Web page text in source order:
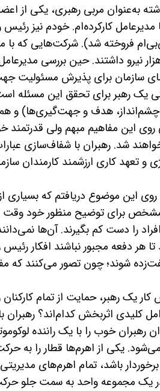
به‌عنوان مربی رهبری، یکی از
مدیرعامل کارکرده‌ام. خودم نیز
به آی‌­بی‌­ام فروخته شد). شرکت­‌هایی
نیرو داشتند. حین بررسی
سازمان برای پذیرش مسئولیت
یک رهبر برای تحقق این مسئله
چشم­‌انداز، هدف و جهت‌­گیری­‌ها) و
روی این مفاهیم مبهم ولی
شد. رهبران با شفاف‌­سازی
و تعهد کاری ارزشمند کارمندان
این موضوع دریافتم که بسیاری
برای توضیح منظور خود وقت
را دست کم بگیرند. آن‌­ها
هر دفعه مجبور نباشند افکار
شوند؛ چون تصور می‌­کنند
کار یک رهبر، حمایت از تمام
کلیدی اثربخش کدام‌اند؟ رهبران
رهبران خوب را با یک راننده
یکی از اهرم‌­ها قطار را به
باشد، تمام اهرم­‌های
یک مجموعه واحد به سمت جلو